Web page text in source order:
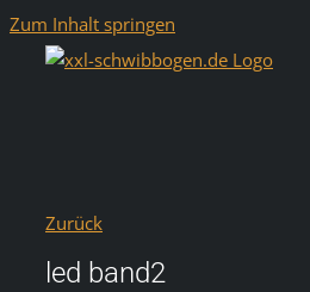
Zum Inhalt springen
Zurück
led band2